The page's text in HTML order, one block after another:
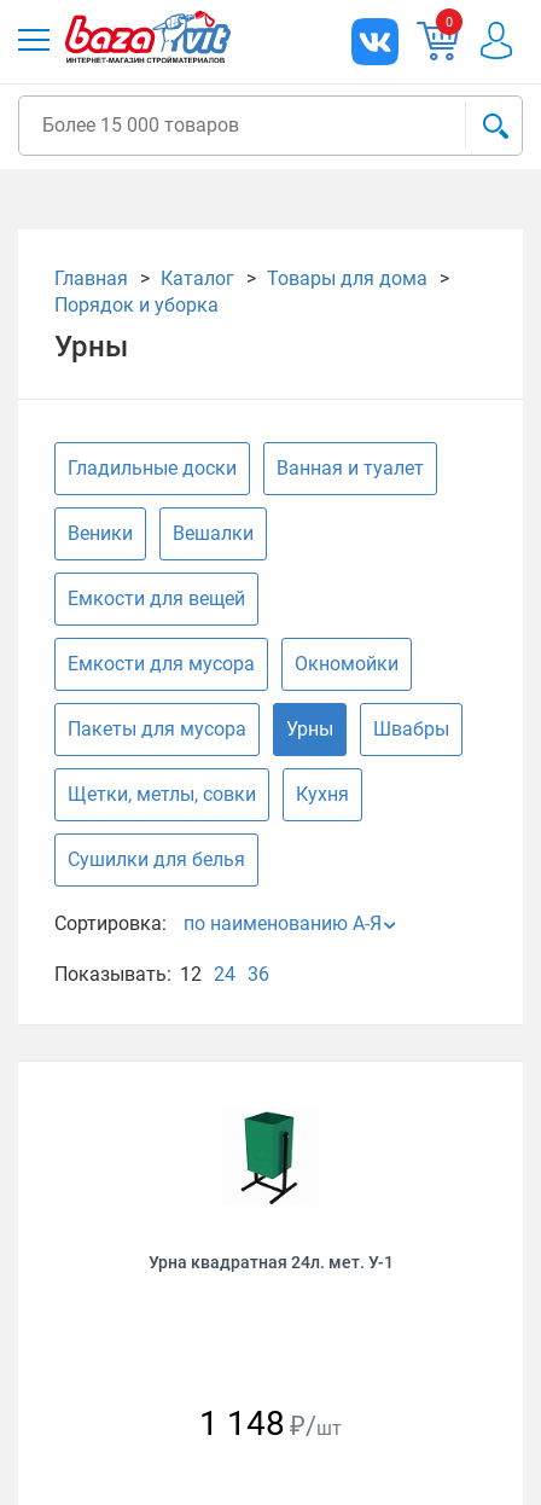
0
Главная Каталог
Товары для дома
Порядок и уборка
Урны
Гладильные доски Ванная и туалет
Веники Вешалки
Емкости для вещей
Емкости для мусора Окномойки
Пакеты для мусора Урны Швабры
Щетки, метлы, совки Кухня
Сушилки для белья
Сортировка: по наименованию А-Я
Показывать: 12 24 36
Урна квадратная 24л. мет. У-1
1 148 ₽/шт